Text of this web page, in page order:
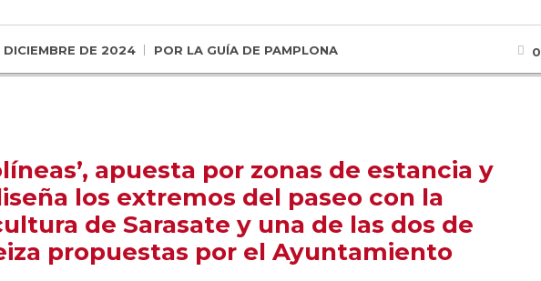
DICIEMBRE DE 2024 POR LA GUÍA DE PAMPLONA 0
apuesta por zonas de estancia y
los extremos del paseo con la
de Sarasate y una de las dos de
propuestas por el Ayuntamiento